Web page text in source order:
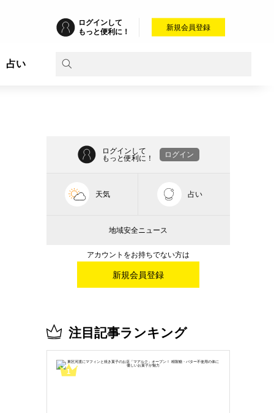
ログインして
もっと便利に！
新規会員登録
占い
ログインして
もっと便利に！
ログイン
天気 占い
地域安全ニュース
アカウントをお持ちでない方は
新規会員登録
注目記事ランキング